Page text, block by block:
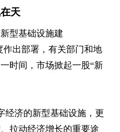
天
型基础设施建
作出部署，有关部门和地
时间，市场掀起一股“新
经济的新型基础设施，更
拉动经济增长的重要途